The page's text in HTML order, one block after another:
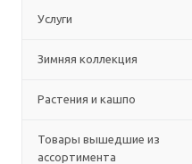
Услуги
Зимняя коллекция
Растения и кашпо
Товары вышедшие из
ассортимента